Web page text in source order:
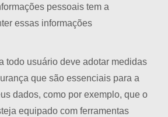
pessoais tem a
essas informações
todo usuário deve adotar medidas
que são essenciais para a
dados, como por exemplo, que o
equipado com ferramentas